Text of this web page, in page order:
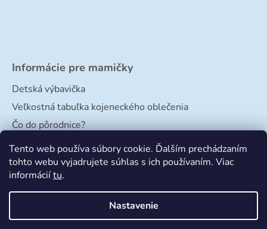
Tento web používa súbory cookie. Ďalším prechádzaním
tohto webu vyjadrujete súhlas s ich používaním. Viac
informáciítu.
Nastavenie
Informácie pre mamičky
Detská výbavička
Veľkostná tabuľka kojeneckého oblečenia
Čo do pôrodnice?
Veľkostná tabuľka papučiek